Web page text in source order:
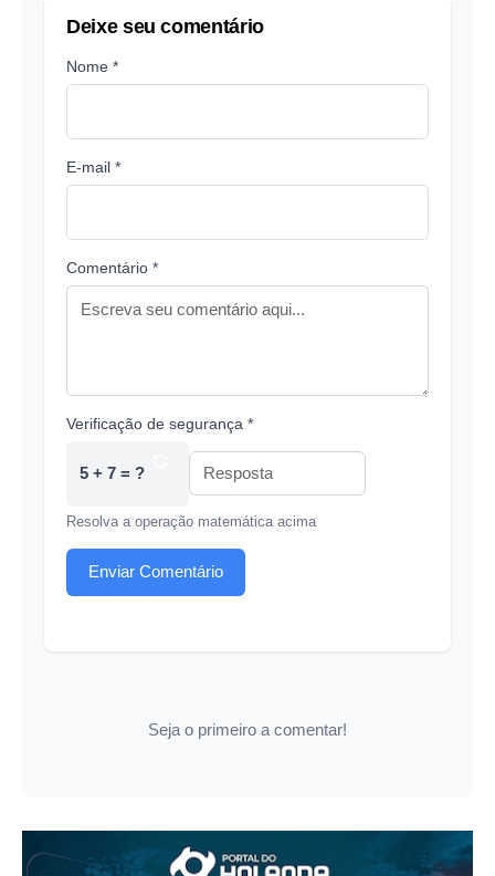
Deixe seu comentário
Nome *
E-mail *
Comentário *
Verificação de segurança *
5 + 7 = ?
Resolva a operação matemática acima
Enviar Comentário
Seja o primeiro a comentar!